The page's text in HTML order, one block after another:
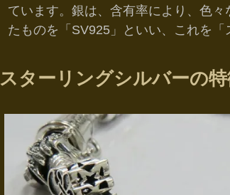
ています。銀は、含有率により、色
たものを「SV925」といい、これを「
スターリングシルバーの